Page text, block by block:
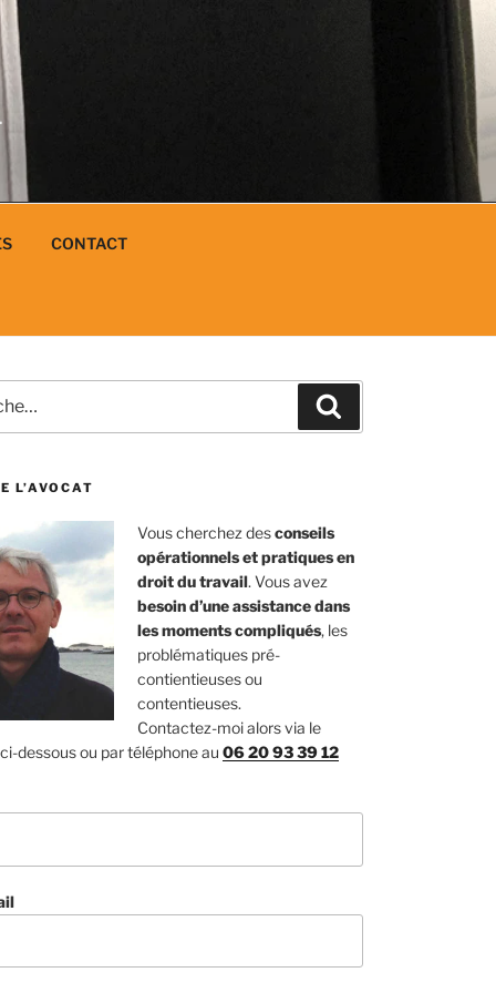
CONTACT
L’AVOCAT
Vous cherchez desconseils
opérationnels et pratiques en
droit du travail. Vous avez
besoin d’une assistance dans
les moments compliqués, les
problématiques pré-
contientieuses ou
contentieuses.
Contactez-moi alors via le
dessous ou par téléphone au 06 20 93 39 12